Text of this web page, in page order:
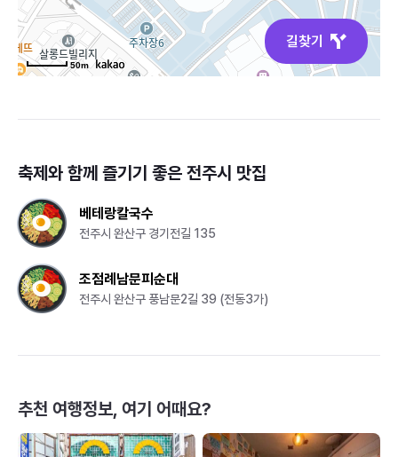
길찾기
50m
축제와 함께 즐기기 좋은 전주시 맛집
베테랑칼국수
전주시 완산구 경기전길 135
조점례남문피순대
전주시 완산구 풍남문2길 39 (전동3가)
추천 여행정보, 여기 어때요?